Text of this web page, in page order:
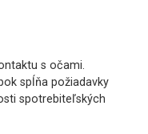
s očami.
spĺňa požiadavky
spotrebiteľských